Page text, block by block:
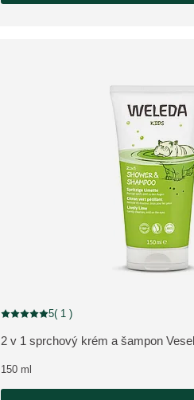
ZOBRAZIT PRODUKT:
2 v 1 sprchový krém a šampon
Aktuální hodnocení: 5 z 5 hvězdiček
5( 1 )
150 ml